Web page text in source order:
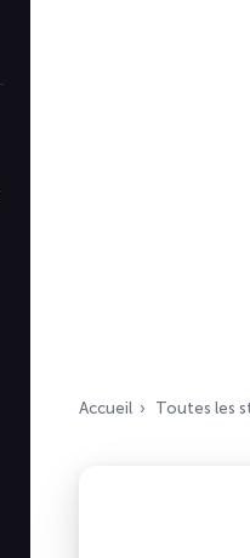
Accueil Toutes les